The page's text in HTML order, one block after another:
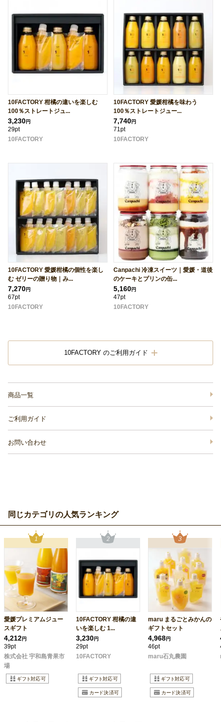
10FACTORY 柑橘の違いを楽しむ
100％ストレートジュ...
3,230円
29pt
10FACTORY
10FACTORY 愛媛柑橘を味わう
100％ストレートジュー...
7,740円
71pt
10FACTORY
10FACTORY 愛媛柑橘の個性を楽し
む ゼリーの贈り物｜み...
7,270円
67pt
10FACTORY
Canpachi 冷凍スイーツ｜愛媛・道後
のケーキとプリンの缶...
5,160円
47pt
10FACTORY
10FACTORY のご利用ガイド
商品一覧
ご利用ガイド
お問い合わせ
同じカテゴリの人気ランキング
愛媛プレミアムジュー
スギフト
4,212円
39pt
株式会社 宇和島青果市
場
10FACTORY 柑橘の違
いを楽しむ 1...
3,230円
29pt
10FACTORY
maru まるごとみかんの
ギフトセット
4,968円
46pt
maru石丸農園